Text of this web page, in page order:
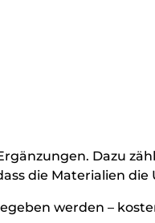
Dazu
die Materialien
werden –